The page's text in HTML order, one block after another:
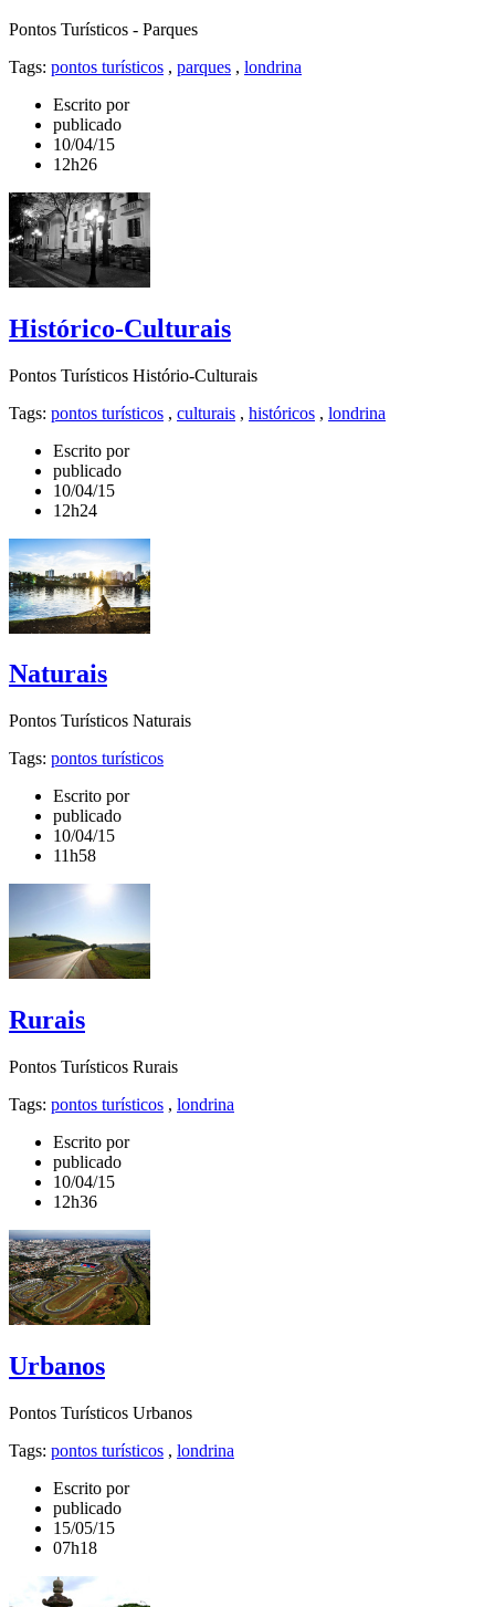
Pontos Turísticos - Parques
Tags: pontos turísticos , parques , londrina
Escrito por
publicado
10/04/15
12h26
Histórico-Culturais
Pontos Turísticos Histório-Culturais
Tags: pontos turísticos , culturais , históricos , londrina
Escrito por
publicado
10/04/15
12h24
Naturais
Pontos Turísticos Naturais
Tags: pontos turísticos
Escrito por
publicado
10/04/15
11h58
Rurais
Pontos Turísticos Rurais
Tags: pontos turísticos , londrina
Escrito por
publicado
10/04/15
12h36
Urbanos
Pontos Turísticos Urbanos
Tags: pontos turísticos , londrina
Escrito por
publicado
15/05/15
07h18